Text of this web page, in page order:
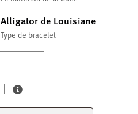
Alligator de Louisiane
Type de bracelet